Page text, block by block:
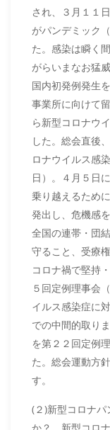
され、３月１１
がパンデミック
た。感染は瞬く
がらいまなお猛
国内初発例発生
事業所に向けて
ら新型コロナウ
した。総会直後
ロナウイルス感
日）。４月５日
乗り越えるため
発出し、危機感
全国の連帯・団
守ること、受療
コロナ禍で堅持
５回定例理事会
イルス感染症に
での中間的取り
を第２２回定例
た。総会運動方
す。
(２)新型コロナ